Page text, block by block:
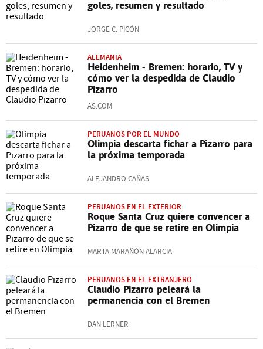
goles, resumen y resultado
JORGE C. PICÓN
ALEMANIA
Heidenheim - Bremen: horario, TV y
cómo ver la despedida de Claudio
Pizarro
AS.COM
PERUANOS POR EL MUNDO
Olimpia descarta fichar a Pizarro para
la próxima temporada
ALEJANDRO CAÑAS
PERUANOS EN EL EXTERIOR
Roque Santa Cruz quiere convencer a
Pizarro de que se retire en Olimpia
MARTA MARAÑÓN ALARCIA
PERUANOS EN EL EXTRANJERO
Claudio Pizarro peleará la
permanencia con el Bremen
DAN LERNER